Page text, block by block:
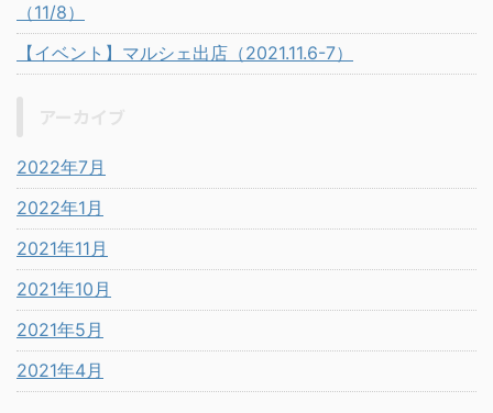
（11/8）
【イベント】マルシェ出店（2021.11.6-7）
2022年7月
2022年1月
2021年11月
2021年10月
2021年5月
2021年4月